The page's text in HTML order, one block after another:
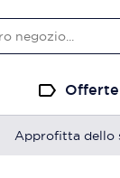
Approfitta dello